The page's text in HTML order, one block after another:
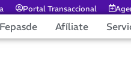
Portal Transaccional
Fepasde Afíliate